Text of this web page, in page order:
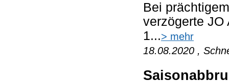
Bei
verzögerte JO
1...> mehr
18.08.2020 ,